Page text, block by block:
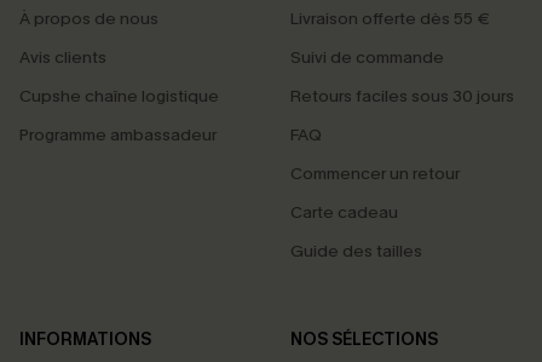
À propos de nous
Avis clients
Cupshe chaîne logistique
Programme ambassadeur
Livraison offerte dès 55 €
Suivi de commande
Retours faciles sous 30 jours
FAQ
Commencer un retour
Carte cadeau
Guide des tailles
INFORMATIONS
NOS SÉLECTIONS